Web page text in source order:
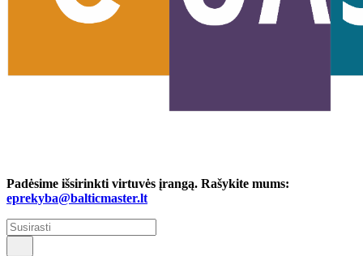
Padėsime išsirinkti virtuvės įrangą. Rašykite mums:
eprekyba@balticmaster.lt